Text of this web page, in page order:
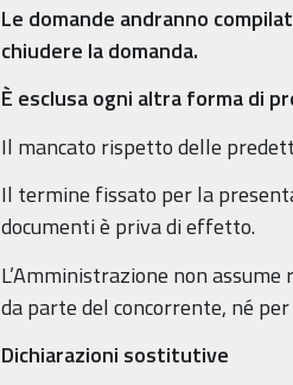
Le domande andranno
chiudere la domanda.
È esclusa ogni altra forma di
Il mancato rispetto delle
Il termine fissato per la
documenti è priva di effetto.
L’Amministrazione non
da parte del concorrente, né
Dichiarazioni sostitutive